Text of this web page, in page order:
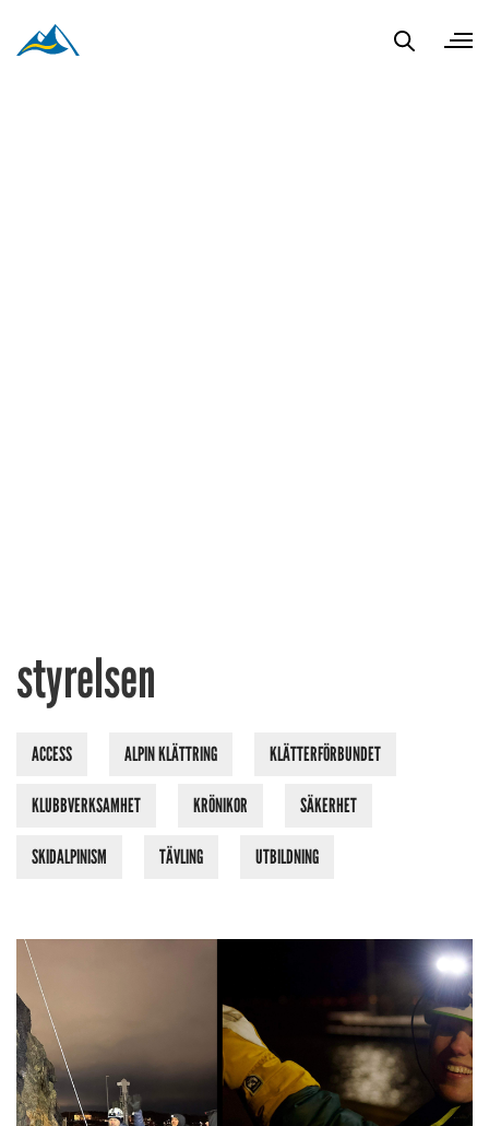
styrelsen
ACCESS ALPIN KLÄTTRING KLÄTTERFÖRBUNDET
KLUBBVERKSAMHET KRÖNIKOR SÄKERHET
SKIDALPINISM TÄVLING UTBILDNING